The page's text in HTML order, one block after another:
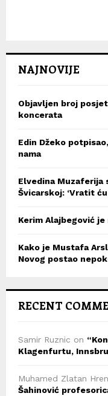
NAJNOVIJE
Objavljen broj
koncerata
Edin Džeko
nama
Elvedina Muzaferija
Švicarskoj: ‘Vratit
Kerim Alajbegović
Kako je Mustafa
Novog postao
RECENT
Samir Ruznic on
Klagenfurtu,
Muhamed Zlatan
Šahinović